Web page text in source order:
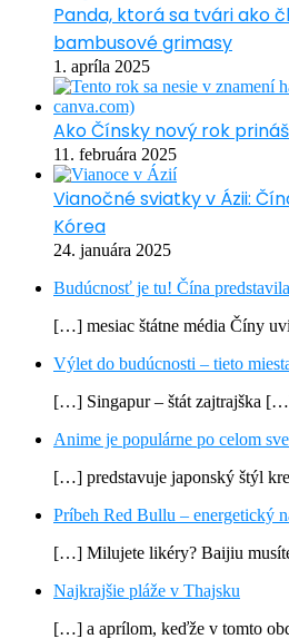
Panda, ktorá sa tvári ako
bambusové grimasy
1. apríla 2025
Ako Čínsky nový rok
11. februára 2025
Vianočné sviatky v Ázii:
Kórea
24. januára 2025
Budúcnosť je tu! Čína
[…] mesiac štátne média Číny
Výlet do budúcnosti – tieto
[…] Singapur – štát zajtrajška
Anime je populárne po celom
[…] predstavuje japonský štýl
Príbeh Red Bullu – energetický
[…] Milujete likéry? Baijiu
Najkrajšie pláže v Thajsku
[…] a aprílom, keďže v tomto